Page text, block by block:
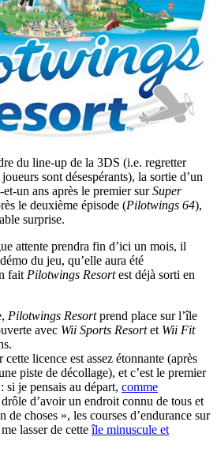
du line-up de la 3DS (i.e. regretter
sont désespérants), la sortie d’un
un ans après le premier surSuper
le deuxième épisode (Pilotwings 64),
surprise.
attente prendra fin d’ici un mois, il
du jeu, qu’elle aura été
fait Pilotwings Resortest déjà sorti en
Pilotwings Resortprend place sur l’île
avec Wii Sports Resortet Wii Fit
licence est assez étonnante (après
piste de décollage), et c’est le premier
je pensais au départ, comme
d’avoir un endroit connu de tous et
de choses », les courses d’endurance sur
lasser de cetteîle minuscule et